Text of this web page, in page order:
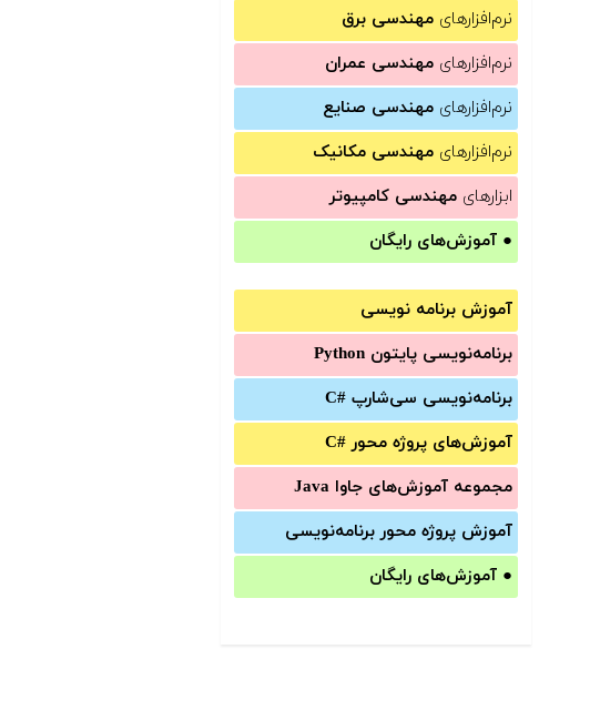
نرم‌افزارهای مهندسی برق
نرم‌افزارهای مهندسی عمران
نرم‌افزارهای مهندسی صنایع
نرم‌افزارهای مهندسی مکانیک
ابزارهای مهندسی کامپیوتر
● آموزش‌های رایگان
آموزش برنامه نویسی
برنامه‌نویسی پایتون Python
برنامه‌‌نویسی سی‌شارپ C#‎
آموزش‌های پروژه محور #C
مجموعه آموزش‌های جاوا Java
آموزش‌ پروژه محور برنامه‌نویسی
● آموزش‌های رایگان